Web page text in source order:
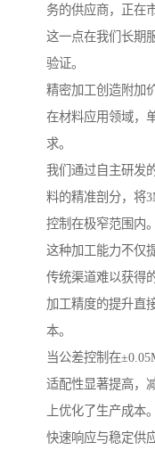
务的供应商，正在
这一点在我们长期
验证。
精密加工创造附加
在材料应用领域，
求。
我们通过自主研发
料的精准剖分，将
控制在极窄范围内。
这种加工能力不仅
传统渠道难以获得
加工精度的提升直
本。
当公差控制在
适配性显著提高，
上优化了生产成本。
快速响应与稳定供